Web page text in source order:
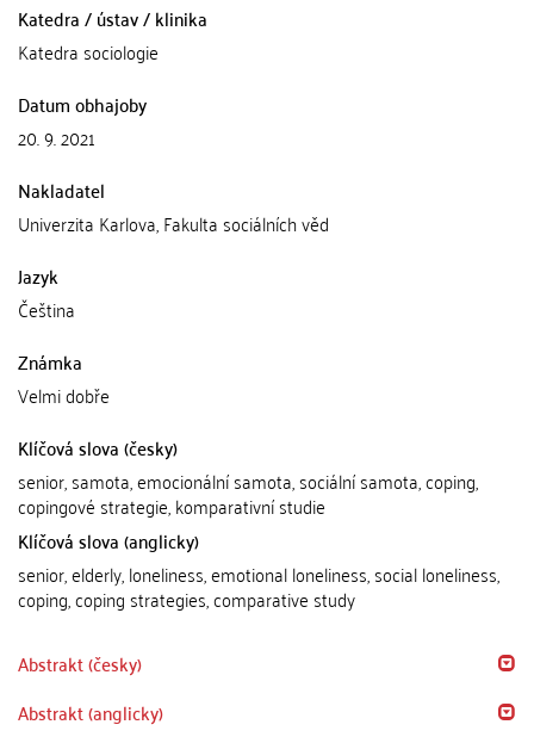
Katedra / ústav / klinika
Katedra sociologie
Datum obhajoby
20. 9. 2021
Nakladatel
Univerzita Karlova, Fakulta sociálních věd
Jazyk
Čeština
Známka
Velmi dobře
Klíčová slova (česky)
senior, samota, emocionální samota, sociální samota, coping,
copingové strategie, komparativní studie
Klíčová slova (anglicky)
senior, elderly, loneliness, emotional loneliness, social loneliness,
coping, coping strategies, comparative study
Abstrakt (česky)
Abstrakt (anglicky)